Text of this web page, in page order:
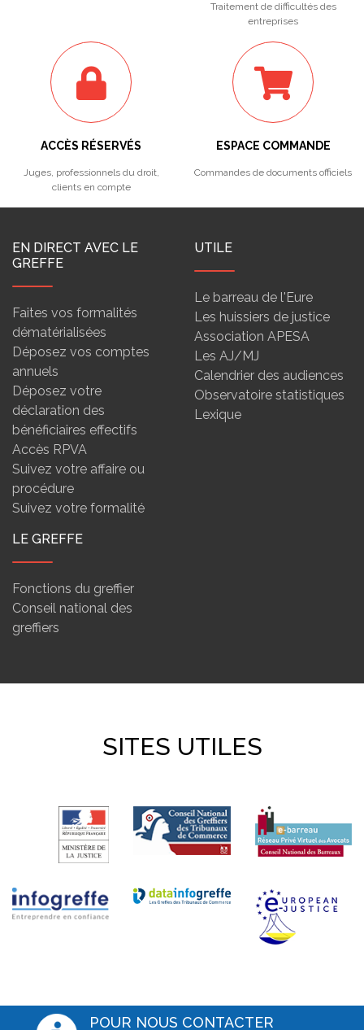
Traitement de difficultés des
entreprises
ACCÈS RÉSERVÉS
Juges, professionnels du droit,
clients en compte
ESPACE COMMANDE
Commandes de documents officiels
EN DIRECT AVEC LE
GREFFE
Faites vos formalités
dématérialisées
Déposez vos comptes
annuels
Déposez votre
déclaration des
bénéficiaires effectifs
Accès RPVA
Suivez votre affaire ou
procédure
Suivez votre formalité
UTILE
Le barreau de l'Eure
Les huissiers de justice
Association APESA
Les AJ/MJ
Calendrier des audiences
Observatoire statistiques
Lexique
LE GREFFE
Fonctions du greffier
Conseil national des
greffiers
SITES UTILES
POUR NOUS CONTACTER